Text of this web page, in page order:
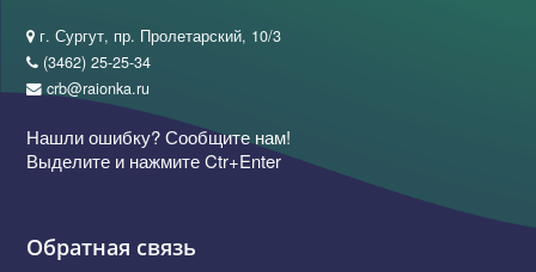
г. Сургут, пр. Пролетарский, 10/3
(3462) 25-25-34
crb@raionka.ru
Нашли ошибку? Сообщите нам!
Выделите и нажмите Ctr+Enter
Обратная связь